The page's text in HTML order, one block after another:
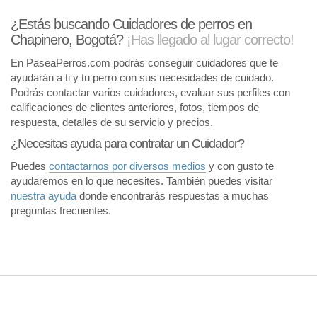
¿Estás buscando Cuidadores de perros en
Chapinero, Bogotá? ¡Has llegado al lugar correcto!
En PaseaPerros.com podrás conseguir cuidadores que te
ayudarán a ti y tu perro con sus necesidades de cuidado.
Podrás contactar varios cuidadores, evaluar sus perfiles con
calificaciones de clientes anteriores, fotos, tiempos de
respuesta, detalles de su servicio y precios.
¿Necesitas ayuda para contratar un Cuidador?
Puedes contactarnos por diversos medios y con gusto te
ayudaremos en lo que necesites. También puedes visitar
nuestra ayuda donde encontrarás respuestas a muchas
preguntas frecuentes.